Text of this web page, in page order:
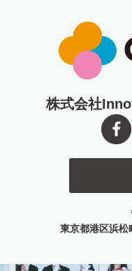
株式会社
東京都港区浜松